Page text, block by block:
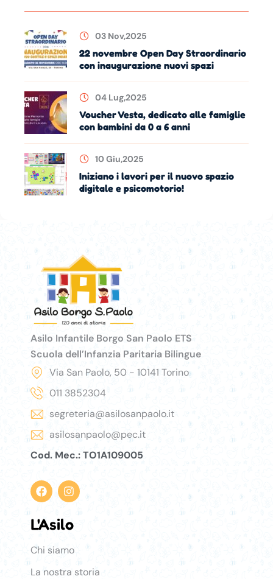
03 Nov,2025
22 novembre Open Day Straordinario
con inaugurazione nuovi spazi
04 Lug,2025
Voucher Vesta, dedicato alle famiglie
con bambini da 0 a 6 anni
10 Giu,2025
Iniziano i lavori per il nuovo spazio
digitale e psicomotorio!
Asilo Infantile Borgo San Paolo ETS
Scuola dell’Infanzia Paritaria Bilingue
Via San Paolo, 50 - 10141 Torino
011 3852304
segreteria@asilosanpaolo.it
asilosanpaolo@pec.it
Cod. Mec.: TO1A109005
L'Asilo
Chi siamo
La nostra storia